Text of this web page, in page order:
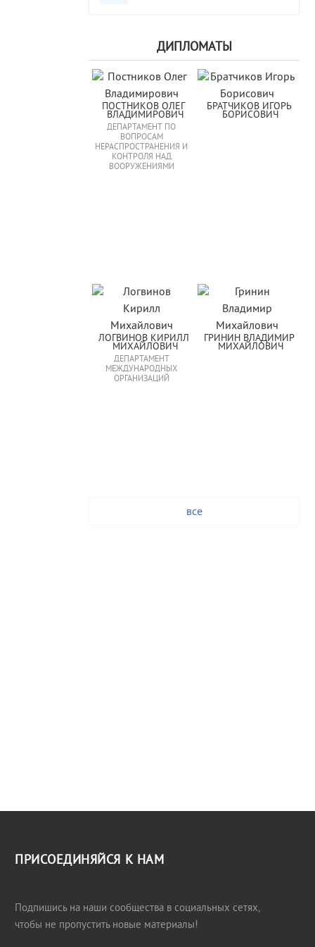
ДИПЛОМАТЫ
ПОСТНИКОВ ОЛЕГ
ВЛАДИМИРОВИЧ
ДЕПАРТАМЕНТ ПО
ВОПРОСАМ
НЕРАСПРОСТРАНЕНИЯ И
КОНТРОЛЯ НАД
ВООРУЖЕНИЯМИ
БРАТЧИКОВ ИГОРЬ
БОРИСОВИЧ
ЛОГВИНОВ КИРИЛЛ
МИХАЙЛОВИЧ
ДЕПАРТАМЕНТ
МЕЖДУНАРОДНЫХ
ОРГАНИЗАЦИЙ
ГРИНИН ВЛАДИМИР
МИХАЙЛОВИЧ
все
ПРИСОЕДИНЯЙСЯ К НАМ
Подпишись на наши сообщества в социальных сетях,
чтобы не пропустить новые материалы!